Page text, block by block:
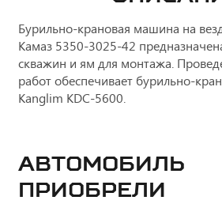
Бурильно-крановая машина на
Камаз 5350-3025-42
скважин и ям для монтажа.
работ обеспечивает бурильно-
Kanglim KDC-5600.
Автомобиль
приобрели